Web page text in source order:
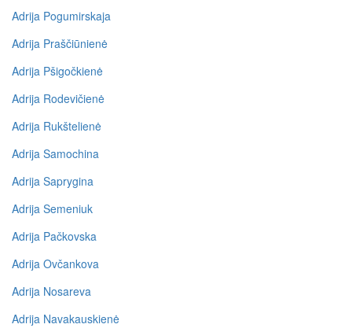
Adrija Pogumirskaja
Adrija Praščiūnienė
Adrija Pšigočkienė
Adrija Rodevičienė
Adrija Rukštelienė
Adrija Samochina
Adrija Saprygina
Adrija Semeniuk
Adrija Pačkovska
Adrija Ovčankova
Adrija Nosareva
Adrija Navakauskienė